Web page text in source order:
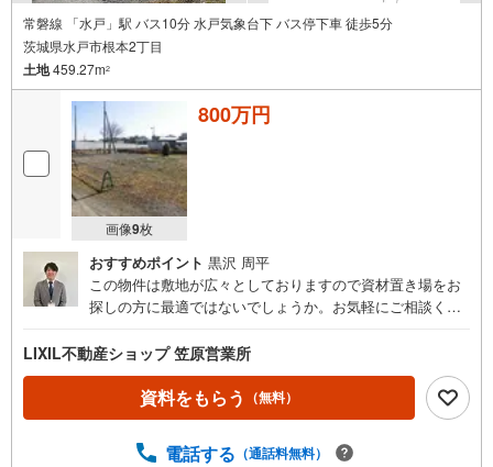
常磐線 「水戸」駅 バス10分 水戸気象台下 バス停下車 徒歩5分
茨城県水戸市根本2丁目
土地459.27m2
画像9枚
800万円
おすすめポイント 黒沢 周平
この物件は敷地が広々としておりますので資材置き場をお
探しの方に最適ではないでしょうか。お気軽にご相談くだ
LIXIL不動産ショップ 笠原営業所
資料をもらう （無料）
電話する （通話料無料）